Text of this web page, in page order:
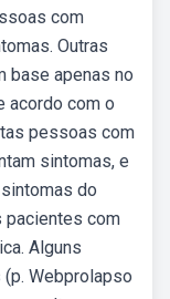
com
Outras
base apenas no
acordo com o
pessoas com
sintomas, e
do
pacientes com
Alguns
Webprolapso